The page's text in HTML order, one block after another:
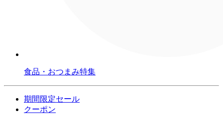
食品・おつまみ特集
期間限定セール
クーポン